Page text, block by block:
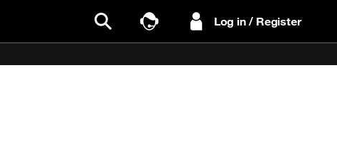
Search Talk to Sales Log in / Register